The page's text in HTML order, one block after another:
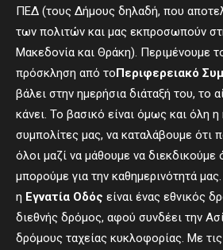
ΠΕΔ (τους Δήμους δηλαδή, που
των πολιτών και μας εκπροσωπούν
Μακεδονία και Θράκη). Περιμένουμε
πρόσκληση από τοΠεριφερειακό
βάλει στην ημερήσια διάταξή του, το
κάνει. Το βασικό είναι όμως και όλη η
συμπολίτες μας, να καταλάβουμε ότι
όλοι μαζί να μάθουμε να διεκδικούμε
μπορούμε για την καθημερινότητά
η Εγνατία Οδός είναι ένας εθνικός
διεθνής δρόμος, αφού συνδέει την
δρόμους ταχείας κυκλοφορίας. Με